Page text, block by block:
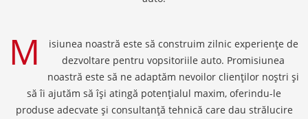
M
isiunea noastră este să construim zilnic experiențe de
dezvoltare pentru vopsitoriile auto. Promisiunea
noastră este să ne adaptăm nevoilor clienților noștri și
să îi ajutăm să își atingă potențialul maxim, oferindu-le
produse adecvate și consultanță tehnică care dau strălucire